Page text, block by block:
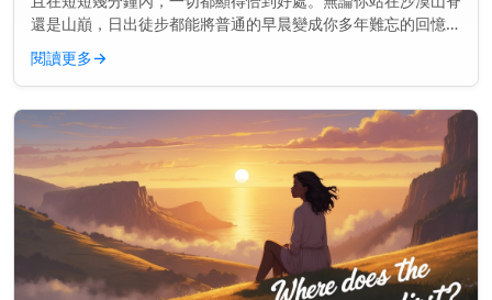
還是山巔，日出徒步都能將普通的早晨變成你多年難忘的回憶。
快速見解： 美國最好的日出徒步結合了開闊的視野與簡單到中
等難度的步道—...
閱讀更多→